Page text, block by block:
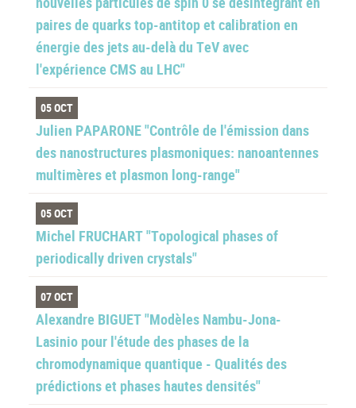
paires de quarks top-antitop et calibration en
énergie des jets au-delà du TeV avec
l'expérience CMS au LHC"
05 OCT
Julien PAPARONE "Contrôle de l'émission dans
des nanostructures plasmoniques: nanoantennes
multimères et plasmon long-range"
05 OCT
Michel FRUCHART "Topological phases of
periodically driven crystals"
07 OCT
Alexandre BIGUET "Modèles Nambu-Jona-
Lasinio pour l'étude des phases de la
chromodynamique quantique - Qualités des
prédictions et phases hautes densités"